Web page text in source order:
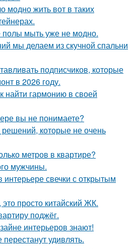
модно жить вот в таких
полы мыть уже не модно.
мы делаем из скучной спальни
подписчиков, которые
в 2026 году.
найти гармонию в своей
вы не понимаете?
которые не очень
метров в квартире?
мужчины.
интерьере свечки с открытым
просто китайский ЖК.
поджёг.
интерьеров знают!
удивлять.